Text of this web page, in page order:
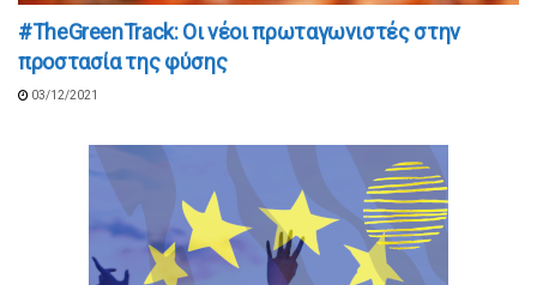
#TheGreenTrack: Οι νέοι πρωταγωνιστές στην
προστασία της φύσης
03/12/2021